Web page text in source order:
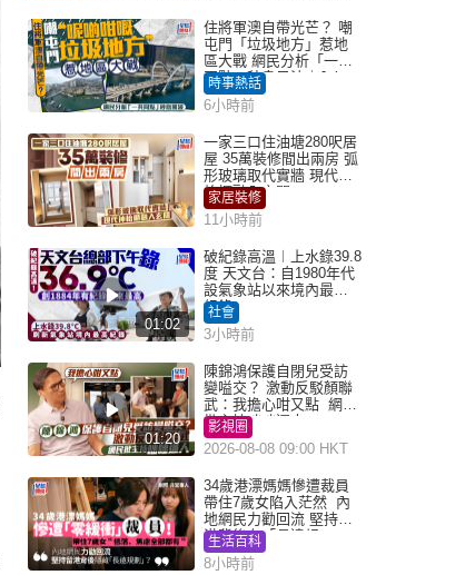
住將軍澳自帶光芒？ 嘲
屯門「垃圾地方」惹地
區大戰 網民分析「一共
同點」秒息風波｜Juicy
叮
時事熱話
6小時前
一家三口住油塘280呎居
屋 35萬裝修間出兩房 弧
形玻璃取代實牆 現代神
枱櫃融入玄關
家居裝修
11小時前
01:02
破紀錄高溫︱上水錄39.8
度 天文台：自1980年代
設氣象站以來境內最高
紀錄
社會
3小時前
01:20
陳錦鴻保護自閉兒受訪
變嗌交？ 激動反駁顏聯
武：我擔心咁又點 網民
批主持咄咄逼人
影視圈
2026-08-08 09:00 HKT
34歲港漂媽媽慘遭裁員
帶住7歲女陷入茫然 內
地網民力勸回流 堅持留
港背後有「長遠規
劃」？
生活百科
8小時前